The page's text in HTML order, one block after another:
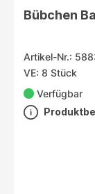
Bübchen
Artikel-Nr.:
VE: 8 Stück
Verfügbar